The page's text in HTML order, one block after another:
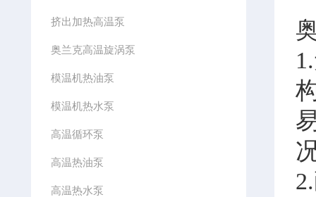
挤出加热高温泵
奥兰克高温旋涡泵
模温机热油泵
模温机热水泵
高温循环泵
高温热油泵
高温热水泵